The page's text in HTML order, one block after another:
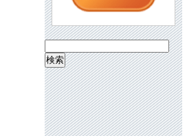
索: